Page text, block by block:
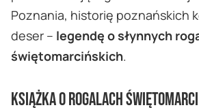
Poznania, historię poznańskich
deser – legendę o słynnych
świętomarcińskich.
Książka o rogalach